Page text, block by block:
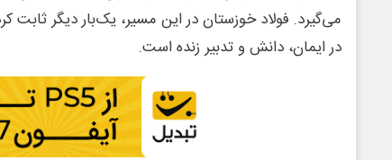
می‌گیرد. فولاد خوزستان در این مسیر، یک‌بار دیگر ثابت
در ایمان، دانش و تدبیر زنده است.